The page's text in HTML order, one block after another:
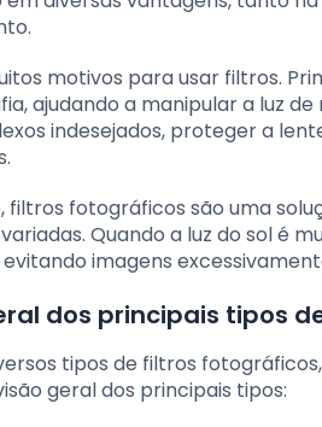
motivos para usar filtros.
ajudando a manipular a luz
indesejados, proteger a
filtros fotográficos são uma
Quando a luz do sol é
evitando imagens
dos principais tipos
tipos de filtros
geral dos principais tipos: